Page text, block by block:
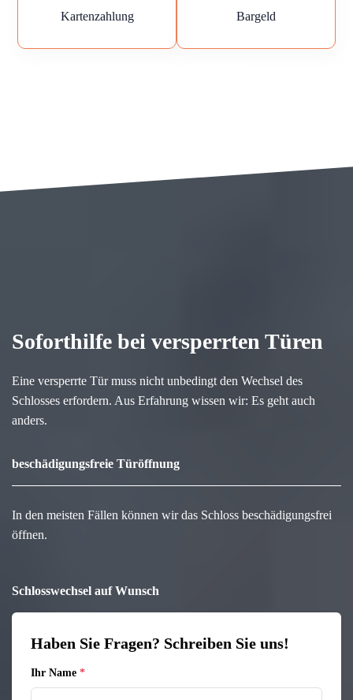
Kartenzahlung Bargeld
Soforthilfe bei versperrten Türen
Eine versperrte Tür muss nicht unbedingt den Wechsel des
Schlosses erfordern. Aus Erfahrung wissen wir: Es geht auch
anders.
beschädigungsfreie Türöffnung
In den meisten Fällen können wir das Schloss beschädigungsfrei
öffnen.
Schlosswechsel auf Wunsch
Haben Sie Fragen? Schreiben Sie uns!
Ihr Name